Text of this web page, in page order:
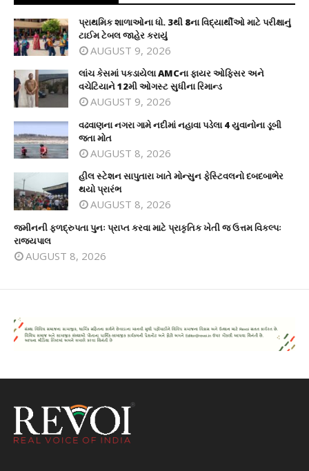
પ્રાથમિક શાળાઓના ધો. 3થી 8ના વિદ્યાર્થીઓ માટે પરીક્ષાનું
ટાઈમ ટેબલ જાહેર કરાયું
AUGUST 9, 2026
લાંચ કેસમાં પકડાયેલા AMCના ફાયર ઓફિસર અને
વચેટિયાને 12મી ઓગસ્ટ સુધીના રિમાન્ડ
AUGUST 9, 2026
વઢવાણના નગરા ગામે નદીમાં નહાવા પડેલા 4 યુવાનોના ડૂબી
જતા મોત
AUGUST 8, 2026
હીલ સ્ટેશન સાપુતારા ખાતે મોન્સુન ફેસ્ટિવલનો દબદબાભેર
થયો પ્રારંભ
AUGUST 8, 2026
જમીનની ફળદ્રુપતા પુનઃ પ્રાપ્ત કરવા માટે પ્રાકૃતિક ખેતી જ ઉત્તમ વિકલ્પઃ
રાજ્યપાલ
AUGUST 8, 2026